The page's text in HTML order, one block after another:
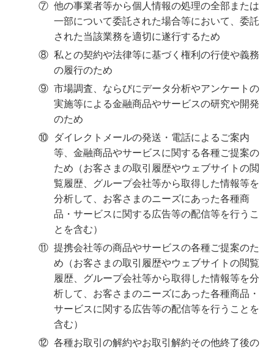
⑦ 他の事業者等から個人情報の処理の全部または
一部について委託された場合等において、委託
された当該業務を適切に遂行するため
⑧ 私との契約や法律等に基づく権利の行使や義務
の履行のため
⑨ 市場調査、ならびにデータ分析やアンケートの
実施等による金融商品やサービスの研究や開発
のため
⑩
ダイレクトメールの発送・電話によるご案内
等、金融商品やサービスに関する各種ご提案の
ため（お客さまの取引履歴やウェブサイトの閲
覧履歴、グループ会社等から取得した情報等を
分析して、お客さまのニーズにあった各種商
品・サービスに関する広告等の配信等を行うこ
とを含む）
⑪ 提携会社等の商品やサービスの各種ご提案のた
め（お客さまの取引履歴やウェブサイトの閲覧
履歴、グループ会社等から取得した情報等を分
析して、お客さまのニーズにあった各種商品・
サービスに関する広告等の配信等を行うことを
含む）
⑫ 各種お取引の解約やお取引解約その他終了後の